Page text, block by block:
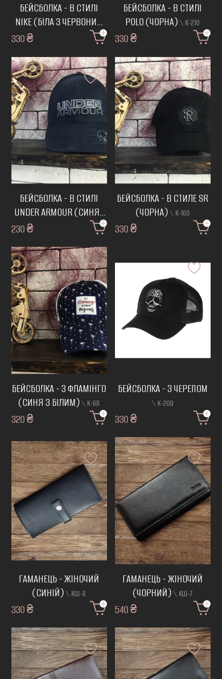
БЕЙСБОЛКА - В СТИЛІ
NIKE (БІЛА З ЧЕРВОНИМ
ЗНАЧКОМ)
330 ₴
БЕЙСБОЛКА - В СТИЛІ
POLO (ЧОРНА)\ К-210
330 ₴
БЕЙСБОЛКА - В СТИЛІ
UNDER ARMOUR (СИНЯ)
230 ₴
БЕЙСБОЛКА - В СТИЛЕ SR
(ЧОРНА)\ К-160
330 ₴
БЕЙСБОЛКА - З ФЛАМІНГО
(СИНЯ З БІЛИМ)\ К-68
320 ₴
БЕЙСБОЛКА - З ЧЕРЕПОМ
\ К-209
330 ₴
ГАМАНЕЦЬ - ЖІНОЧИЙ
(СИНІЙ)\ КШ-8
330 ₴
ГАМАНЕЦЬ - ЖІНОЧИЙ
(ЧОРНИЙ)\ КШ-7
540 ₴